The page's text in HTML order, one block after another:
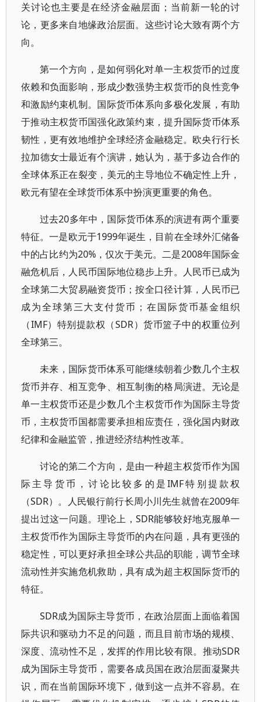
关讨论也主要是在经济金融层面；当前新一轮的讨
论，更多来自地缘政治层面。这些讨论大致有两个方
向。
第一个方向，是如何弱化对单一主权货币的过度
依赖和负面影响，形成少数强势主权货币的良性竞争
和激励约束机制。国际货币体系向多极化发展，有助
于推动主权货币国强化政策约束，提升国际货币体系
韧性，更有效地维护全球经济金融稳定。欧央行行长
拉加德女士最近有个演讲，她认为，基于多边合作的
全球体系正在裂变，美元的主导地位不确定性上升，
欧元有望在全球货币体系中扮演更重要的角色。
过去20多年中，国际货币体系的演进有两个重要
特征。一是欧元于1999年诞生，目前在全球外汇储备
中的占比约为20%，仅次于美元。二是2008年国际金
融危机后，人民币国际地位稳步上升。人民币已成为
全球第二大贸易融资货币；按全口径计算，人民币已
成为全球第三大支付货币；在国际货币基金组织
（IMF）特别提款权（SDR）货币篮子中的权重位列
全球第三。
未来，国际货币体系可能继续朝着少数几个主权
货币并存、相互竞争、相互制衡的格局演进。无论是
单一主权货币还是少数几个主权货币作为国际主导货
币，主权货币国都需要承担相应责任，强化国内财政
纪律和金融监管，推进经济结构性改革。
讨论的第二个方向，是由一种超主权货币作为国
际主导货币，讨论比较多的是IMF特别提款权
（SDR）。人民银行前行长周小川先生就曾在2009年
提出过这一问题。理论上，SDR能够较好地克服单一
主权货币作为国际主导货币的内在问题，具有更强的
稳定性，可以更好承担全球公共品的职能，调节全球
流动性并实施危机救助，具有成为超主权国际货币的
特征。
SDR成为国际主导货币，在政治层面上面临着国
际共识和驱动力不足的问题，而且目前市场的规模、
深度、流动性不足，发挥的作用比较有限。推动SDR
成为国际主导货币，需要各成员国在政治层面凝聚共
识，而在当前国际环境下，做到这一点并不容易。在